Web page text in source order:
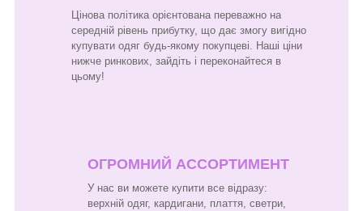
Цінова політика орієнтована переважно на
середній рівень прибутку, що дає змогу вигідно
купувати одяг будь-якому покупцеві. Наші ціни
нижче ринкових, зайдіть і переконайтеся в
цьому!
ОГРОМНИЙ АССОРТИМЕНТ
У нас ви можете купити все відразу:
верхній одяг, кардигани, плаття, светри,